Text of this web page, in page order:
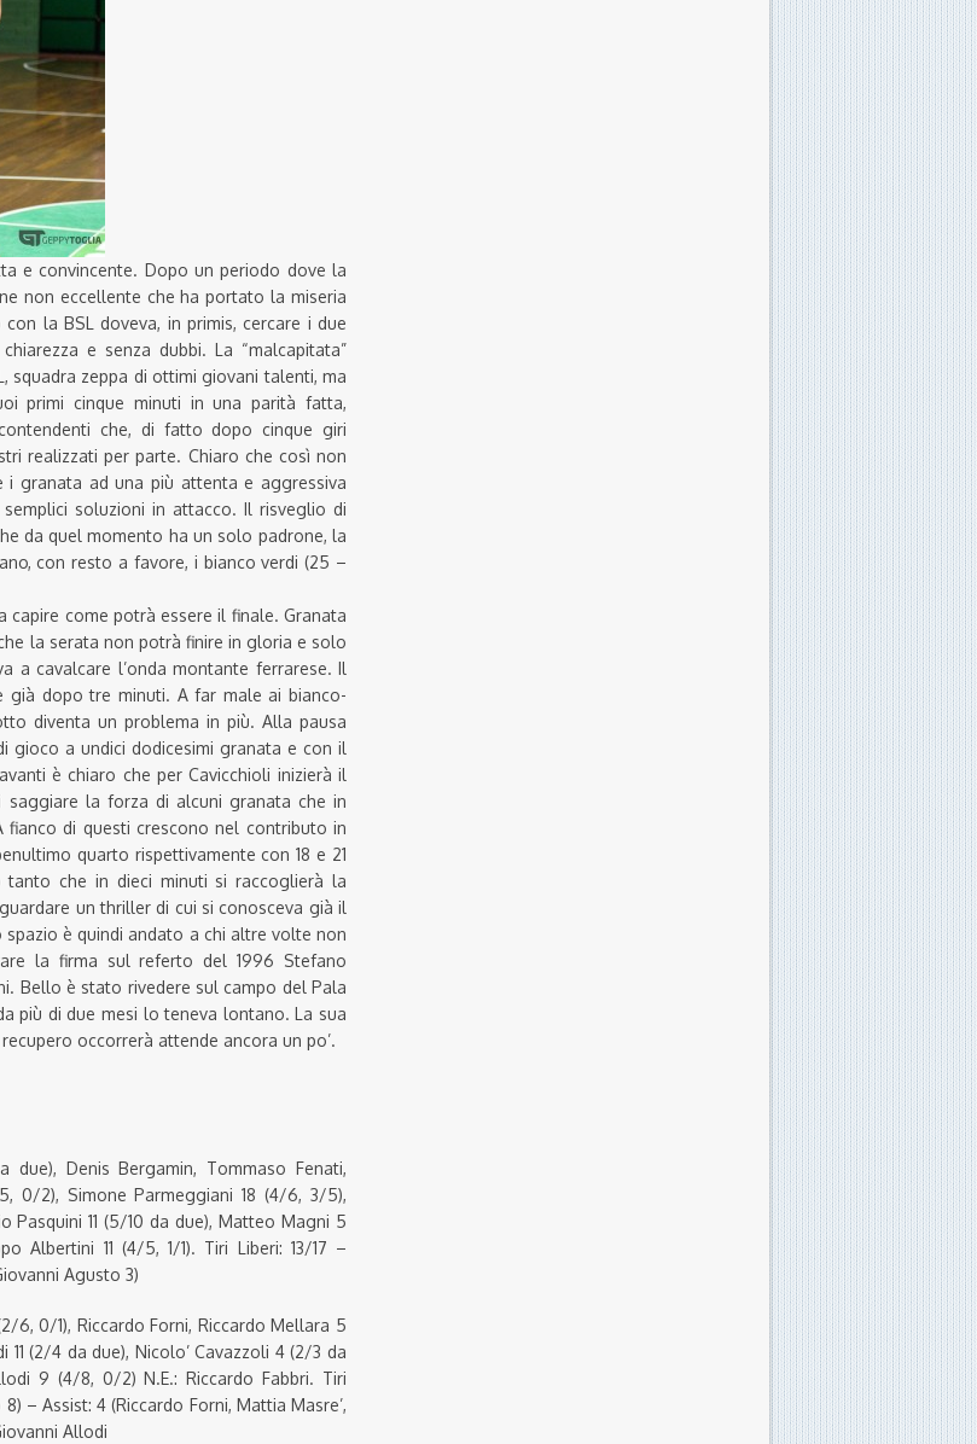
e convincente. Dopo un periodo dove la
non eccellente che ha portato la miseria
la BSL doveva, in primis, cercare i due
e senza dubbi. La “malcapitata”
squadra zeppa di ottimi giovani talenti, ma
primi cinque minuti in una parità fatta,
che, di fatto dopo cinque giri
realizzati per parte. Chiaro che così non
i granata ad una più attenta e aggressiva
soluzioni in attacco. Il risveglio di
da quel momento ha un solo padrone, la
con resto a favore, i bianco verdi (25 –
come potrà essere il finale. Granata
la serata non potrà finire in gloria e solo
a cavalcare l’onda montante ferrarese. Il
già dopo tre minuti. A far male ai bianco-
diventa un problema in più. Alla pausa
a undici dodicesimi granata e con il
è chiaro che per Cavicchioli inizierà il
saggiare la forza di alcuni granata che in
di questi crescono nel contributo in
quarto rispettivamente con 18 e 21
che in dieci minuti si raccoglierà la
un thriller di cui si conosceva già il
è quindi andato a chi altre volte non
la firma sul referto del 1996 Stefano
Bello è stato rivedere sul campo del Pala
più di due mesi lo teneva lontano. La sua
occorrerà attende ancora un po’.
Denis Bergamin, Tommaso Fenati,
0/2), Simone Parmeggiani 18 (4/6, 3/5),
Pasquini 11 (5/10 da due), Matteo Magni 5
Albertini 11 (4/5, 1/1). Tiri Liberi: 13/17 –
Agusto 3)
6, 0/1), Riccardo Forni, Riccardo Mellara 5
(2/4 da due), Nicolo’ Cavazzoli 4 (2/3 da
9 (4/8, 0/2) N.E.: Riccardo Fabbri. Tiri
– Assist: 4 (Riccardo Forni, Mattia Masre’,
Allodi